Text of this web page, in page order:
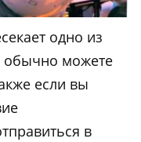
одно из
обычно можете
если вы
в